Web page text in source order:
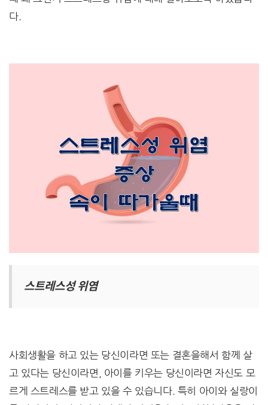
다.
스트레스성 위염
사회생활을 하고 있는 당신이라면 또는 결혼을해서 함께 살
고 있다는 당신이라면, 아이를 키우는 당신이라면 자신도 모
르게 스트레스를 받고 있을 수 있습니다. 특히 아이와 실랑이